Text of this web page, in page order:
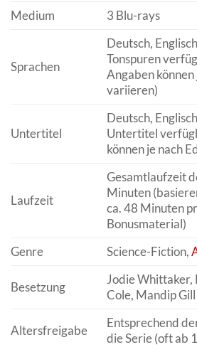
Medium
3 Blu-rays
Sprachen
Deutsch,
Tonspuren
Angaben können
variieren)
Untertitel
Deutsch,
Untertitel
können je nach
Laufzeit
Gesamtlaufzeit
Minuten
ca. 48 Minuten
Bonusmaterial)
Genre
Science-Fiction,
Besetzung
Jodie Whittaker,
Cole, Mandip Gill
Altersfreigabe
Entsprechend
die Serie (oft ab